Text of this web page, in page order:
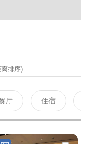
排序)
厅 住宿